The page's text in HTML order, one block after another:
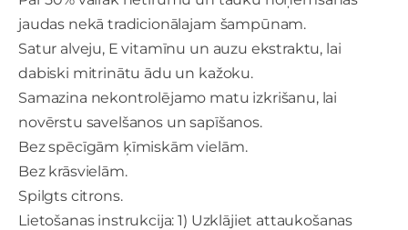
jaudas nekā tradicionālajam šampūnam.
Satur alveju, E vitamīnu un auzu ekstraktu, lai
dabiski mitrinātu ādu un kažoku.
Samazina nekontrolējamo matu izkrišanu, lai
novērstu savelšanos un sapīšanos.
Bez spēcīgām ķīmiskām vielām.
Bez krāsvielām.
Spilgts citrons.
Lietošanas instrukcija: 1) Uzklājiet attaukošanas